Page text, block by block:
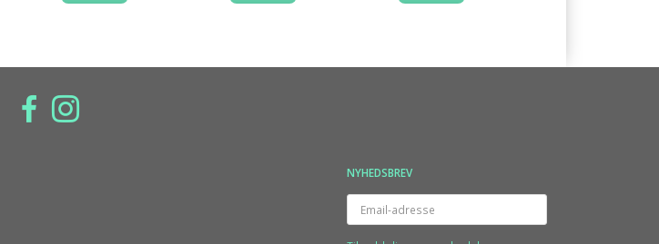
NYHEDSBREV
Email-
adresse